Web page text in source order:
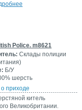
Police. m8621
Склады полиции
Б/У
шерсть
приходе
китель
Великобритании.